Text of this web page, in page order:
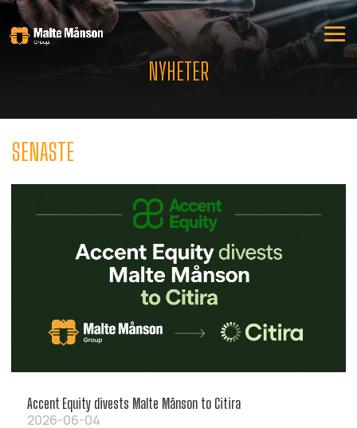
NYHETER
SENASTE
Accent Equity divests Malte Månson to Citira
2026-06-04